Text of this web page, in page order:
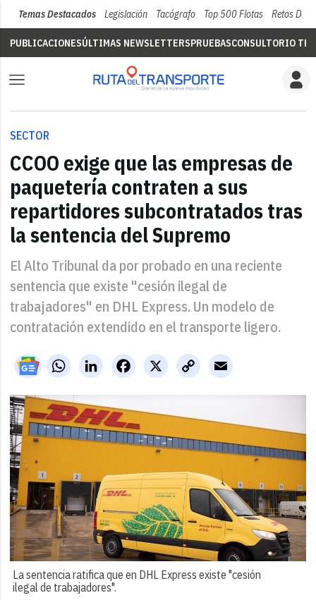
Temas Destacados Legislación Tacógrafo Top 500 Flotas Retos Del
PUBLICACIONESÚLTIMAS NEWSLETTERSPRUEBASCONSULTORIO
SECTOR
CCOO exige que las empresas de
paquetería contraten a sus
repartidores subcontratados tras
la sentencia del Supremo
El Alto Tribunal da por probado en una reciente
sentencia que existe "cesión ilegal de
trabajadores" en DHL Express. Un modelo de
contratación extendido en el transporte ligero.
WhatsAppLinkedIn X
Facebook
Copy
Link
Email
La sentencia ratifica que en DHL Express existe "cesión
ilegal de trabajadores".